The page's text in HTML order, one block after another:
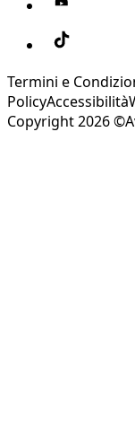
Termini e
PolicyAccessibilità
Copyright 2026